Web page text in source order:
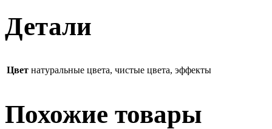
Детали
Цвет натуральные цвета, чистые цвета, эффекты
Похожие товары